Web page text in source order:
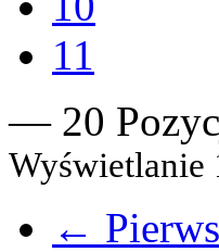
11
— 20
Wyświetlanie
←